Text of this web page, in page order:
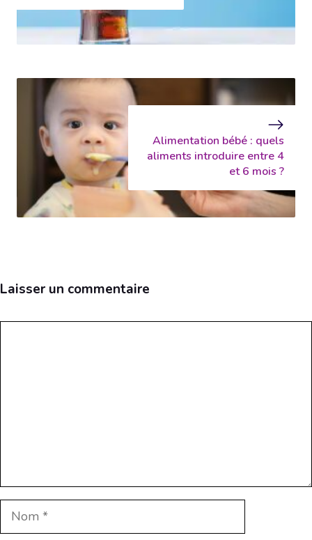
Alimentation bébé : quels
aliments introduire entre 4
et 6 mois ?
Laisser un commentaire
Nom